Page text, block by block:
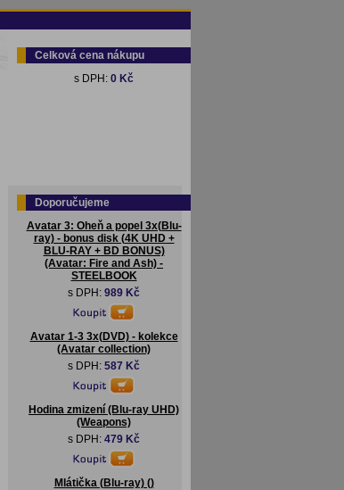
Celková cena nákupu
s DPH: 0 Kč
Doporučujeme
Avatar 3: Oheň a popel 3x(Blu-
ray) - bonus disk (4K UHD +
BLU-RAY + BD BONUS)
(Avatar: Fire and Ash) -
STEELBOOK
s DPH: 989 Kč
Avatar 1-3 3x(DVD) - kolekce
(Avatar collection)
s DPH: 587 Kč
Hodina zmizení (Blu-ray UHD)
(Weapons)
s DPH: 479 Kč
Mlátička (Blu-ray) ()